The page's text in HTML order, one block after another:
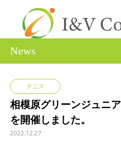
News
テニス
相模原グリーンジュニ
を開催しました。
2022.12.27